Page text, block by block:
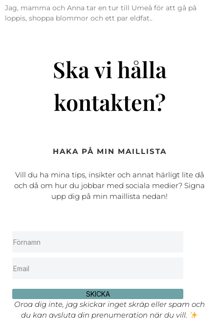
Jag, mamma och Anna tar en tur till Umeå för att gå på
loppis, shoppa blommor och ett par eldfat..
Ska vi hålla
kontakten?
HAKA PÅ MIN MAILLISTA
Vill du ha mina tips, insikter och annat härligt lite då
och då om hur du jobbar med sociala medier? Signa
upp dig på min maillista nedan!
SKICKA
Oroa dig inte, jag skickar inget skräp eller spam och
du kan avsluta din prenumeration när du vill.